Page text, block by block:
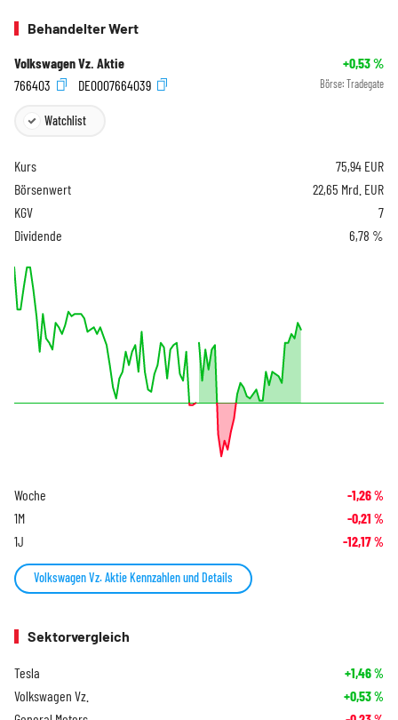
Behandelter Wert
Volkswagen Vz. Aktie +0,53%
766403
DE0007664039 Börse: Tradegate
Watchlist
Kurs 75,94 EUR
Börsenwert
22,65 Mrd. EUR
KGV
7
Dividende
6,78 %
Woche -1,26%
1M -0,21 %
1J -12,17%
Volkswagen Vz. Aktie Kennzahlen und Details
Sektorvergleich
Tesla +1,46%
Volkswagen Vz. +0,53%